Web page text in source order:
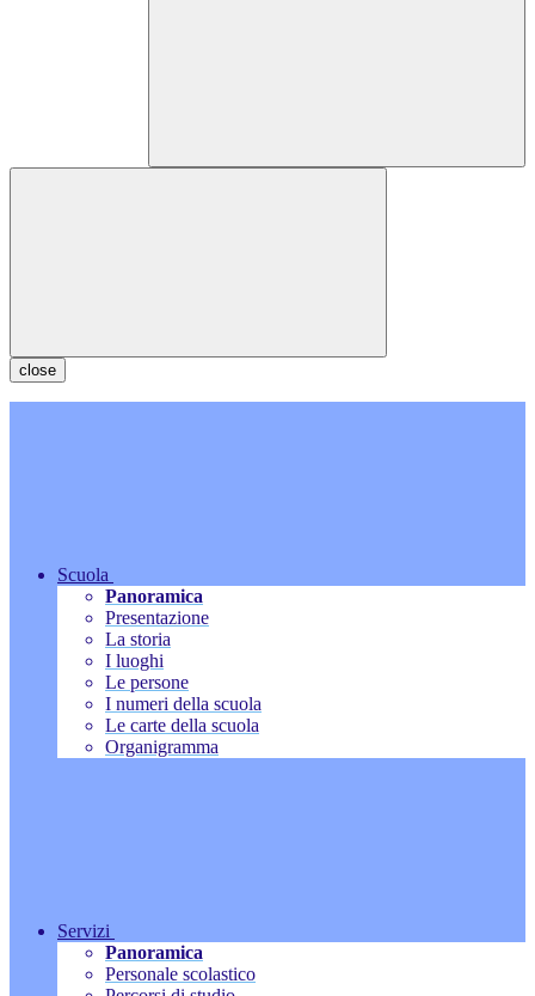
close
Scuola
Panoramica
Presentazione
La storia
I luoghi
Le persone
I numeri della scuola
Le carte della scuola
Organigramma
Servizi
Panoramica
Personale scolastico